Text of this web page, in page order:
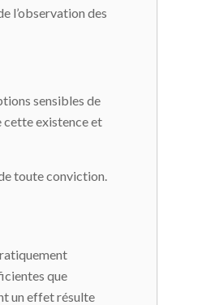
l’observation des
sensibles de
cette existence et
toute conviction.
que
un effet résulte